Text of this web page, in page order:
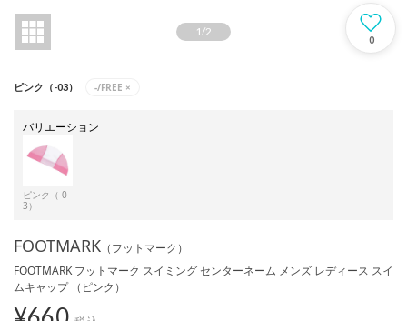
1 /2
0
ピンク（-03） -/FREE ×
バリエーション
ピンク（-0
3）
FOOTMARK （フットマーク）
FOOTMARK フットマーク スイミング センターネーム メンズ レディース スイ
ムキャップ （ピンク）